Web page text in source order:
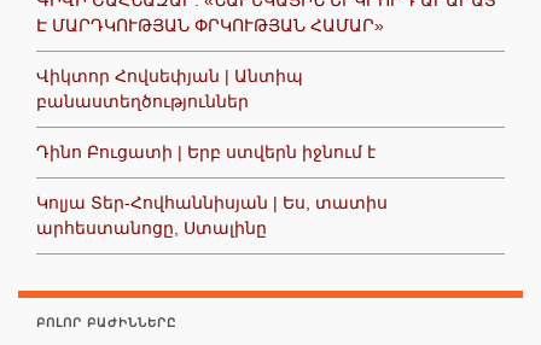
Է ՄԱՐԴԿՈՒԹՅԱՆ ՓՐԿՈՒԹՅԱՆ ՀԱՄԱՐ»
Վիկտոր Հովսեփյան | Անտիպ
բանաստեղծություններ
Դինո Բուցատի | Երբ ստվերն իջնում է
Կոլյա Տեր-Հովհաննիսյան | Ես, տատիս
արհեստանոցը, Ստալինը
ԲՈԼՈՐ ԲԱԺԻՆՆԵՐԸ